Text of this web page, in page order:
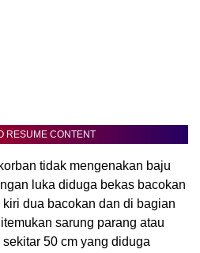
RESUME CONTENT
tidak mengenakan baju
luka diduga bekas bacokan
dua bacokan dan di bagian
sarung parang atau
50 cm yang diduga